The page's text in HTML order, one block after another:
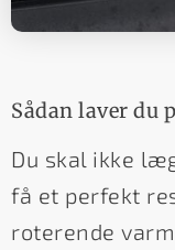
Sådan laver du
Du skal ikke
få et perfekt
roterende